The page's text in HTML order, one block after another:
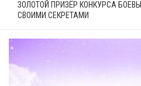
ЗОЛОТОЙ ПРИЗЁР КОНКУРСА
СВОИМИ СЕКРЕТАМИ